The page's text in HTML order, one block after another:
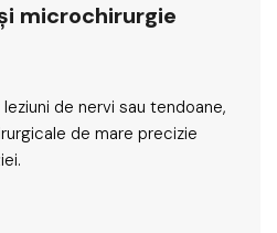
microchirurgie
de nervi sau tendoane,
de mare precizie